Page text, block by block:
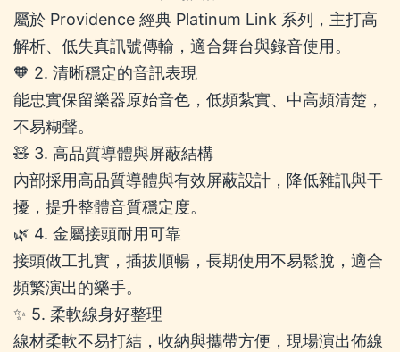
屬於 Providence 經典 Platinum Link 系列，主打高
解析、低失真訊號傳輸，適合舞台與錄音使用。
🧡 2. 清晰穩定的音訊表現
能忠實保留樂器原始音色，低頻紮實、中高頻清楚，
不易糊聲。
🧸 3. 高品質導體與屏蔽結構
內部採用高品質導體與有效屏蔽設計，降低雜訊與干
擾，提升整體音質穩定度。
🌿 4. 金屬接頭耐用可靠
接頭做工扎實，插拔順暢，長期使用不易鬆脫，適合
頻繁演出的樂手。
✨ 5. 柔軟線身好整理
線材柔軟不易打結，收納與攜帶方便，現場演出佈線